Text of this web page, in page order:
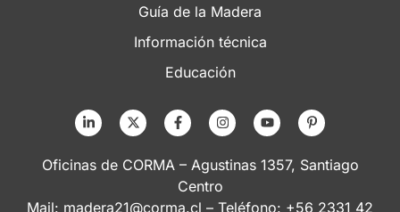
Guía de la Madera
Información técnica
Educación
Oficinas de CORMA – Agustinas 1357, Santiago
Centro
Mail: madera21@corma.cl – Teléfono: +56 2331 42